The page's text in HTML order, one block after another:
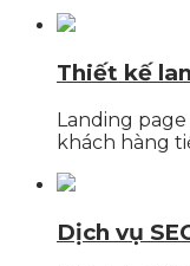
Thiết kế
Landing
khách hàng
Dịch vụ